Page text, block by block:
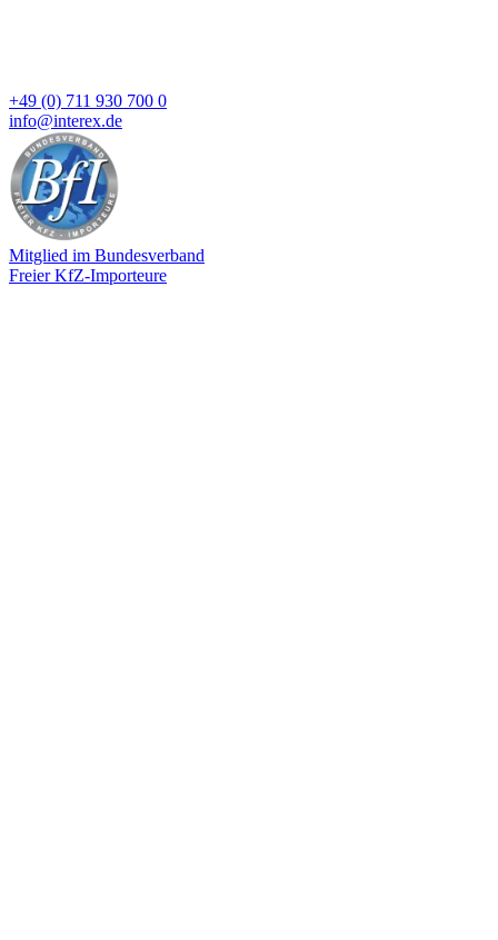
+49 (0) 711 930 700 0
info@interex.de
Mitglied im Bundesverband
Freier KfZ-Importeure